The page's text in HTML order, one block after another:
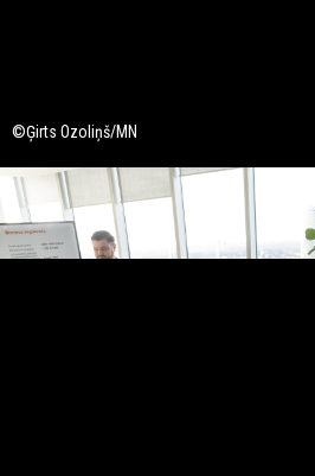
©Ģirts Ozoliņš/MN